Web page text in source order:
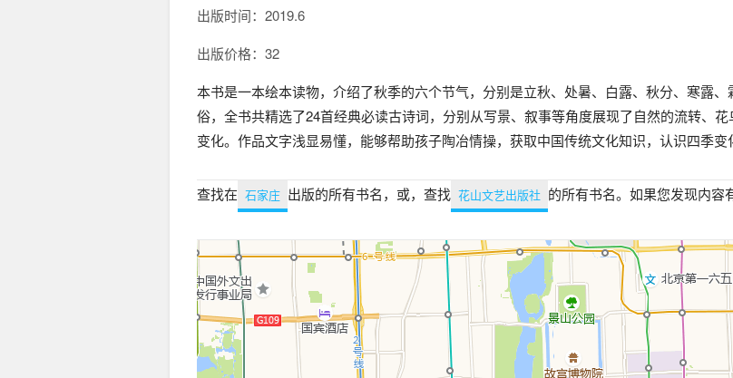
出版时间：2019.6
出版价格：32
本书是一本绘本读物，介绍了秋季的六个节气，分别是立秋、处暑、白露、秋分、寒露
俗，全书共精选了24首经典必读古诗词，分别从写景、叙事等角度展现了自然的流转、
变化。作品文字浅显易懂，能够帮助孩子陶冶情操，获取中国传统文化知识，认识四季变
查找在 石家庄 出版的所有书名，或，查找 花山文艺出版社 的所有书名。如果您发现内容